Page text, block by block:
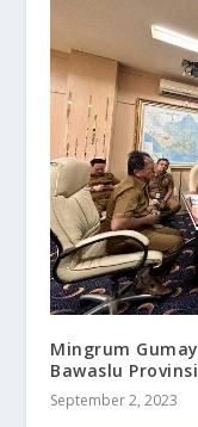
Mingrum
Bawaslu
September 2, 2023